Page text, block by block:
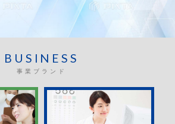
BUSINESS
事業ブランド